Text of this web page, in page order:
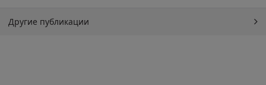
Другие публикации